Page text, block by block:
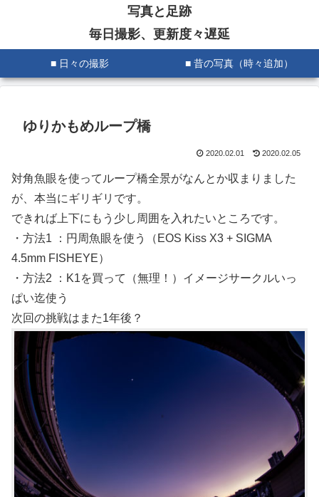
写真と足跡
毎日撮影、更新度々遅延
■ 日々の撮影 ■ 昔の写真（時々追加）
ゆりかもめループ橋
2020.02.01 2020.02.05
対角魚眼を使ってループ橋全景がなんとか収まりました
が、本当にギリギリです。
できれば上下にもう少し周囲を入れたいところです。
・方法1 ：円周魚眼を使う（EOS Kiss X3 + SIGMA
4.5mm FISHEYE）
・方法2 ：K1を買って（無理！）イメージサークルいっ
ぱい迄使う
次回の挑戦はまた1年後？